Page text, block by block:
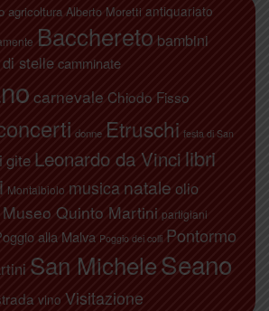
agricoltura Alberto Moretti antiquariato
Bacchereto bambini
stelle camminate
carnevale Chiodo Fisso
donne Etruschi festa di San
gite Leonardo da Vinci libri
Montalbiolo musica natale olio
Quinto Martini partigiani
alla Malva Poggio dei colli Pontormo
San MicheleSeano
vino Visitazione